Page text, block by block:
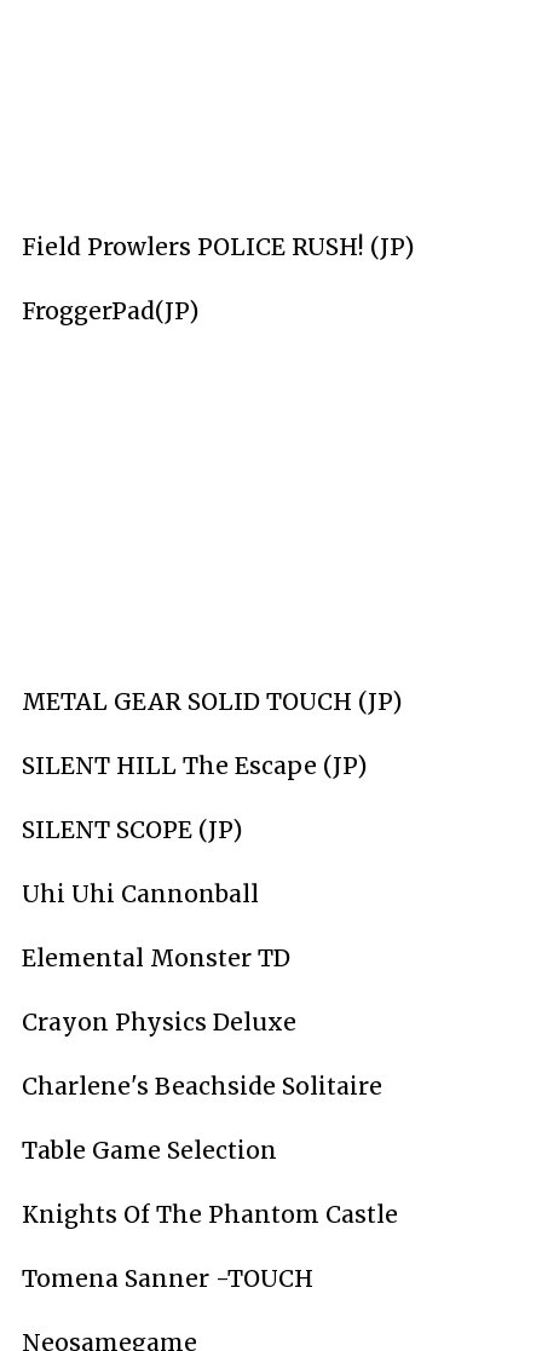
Field Prowlers POLICE RUSH! (JP)
FroggerPad(JP)
METAL GEAR SOLID TOUCH (JP)
SILENT HILL The Escape (JP)
SILENT SCOPE (JP)
Uhi Uhi Cannonball
Elemental Monster TD
Crayon Physics Deluxe
Charlene's Beachside Solitaire
Table Game Selection
Knights Of The Phantom Castle
Tomena Sanner -TOUCH
Neosamegame